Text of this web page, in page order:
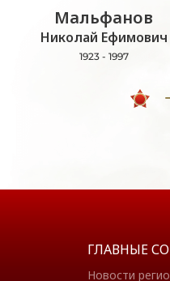
Мальфанов
Николай Ефимович
1923 - 1997
ГЛАВНЫЕ
Новости